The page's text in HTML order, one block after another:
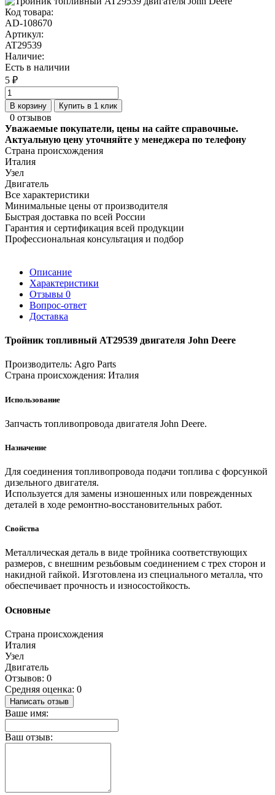
Код товара:
AD-108670
Артикул:
AT29539
Наличие:
Есть в наличии
5 ₽
В корзину Купить в 1 клик
0 отзывов
Уважаемые покупатели, цены на сайте справочные.
Актуальную цену уточняйте у менеджера по телефону
Страна происхождения
Италия
Узел
Двигатель
Все характеристики
Минимальные цены от производителя
Быстрая доставка по всей России
Гарантия и сертификация всей продукции
Профессиональная консультация и подбор
Описание
Характеристики
Отзывы 0
Вопрос-ответ
Доставка
Тройник топливный AT29539 двигателя John Deere
Производитель: Agro Parts
Страна происхождения: Италия
Использование
Запчасть топливопровода двигателя John Deere.
Назначение
Для соединения топливопровода подачи топлива с форсункой
дизельного двигателя.
Используется для замены изношенных или поврежденных
деталей в ходе ремонтно-восстановительных работ.
Свойства
Металлическая деталь в виде тройника соответствующих
размеров, с внешним резьбовым соединением с трех сторон и
накидной гайкой. Изготовлена из специального металла, что
обеспечивает прочность и износостойкость.
Основные
Страна происхождения
Италия
Узел
Двигатель
Отзывов: 0
Средняя оценка: 0
Написать отзыв
Ваше имя:
Ваш отзыв: